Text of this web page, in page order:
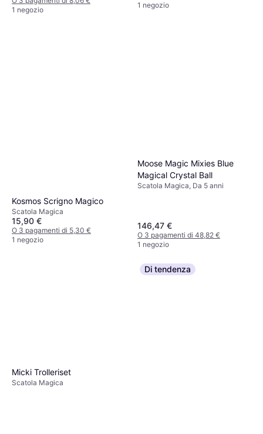
1 negozio
1 negozio
Kosmos Scrigno Magico
Scatola Magica
15,90 €
O 3 pagamenti di 5,30 €
1 negozio
Moose Magic Mixies Blue
Magical Crystal Ball
Scatola Magica, Da 5 anni
146,47 €
O 3 pagamenti di 48,82 €
1 negozio
Micki Trolleriset
Scatola Magica
Di tendenza